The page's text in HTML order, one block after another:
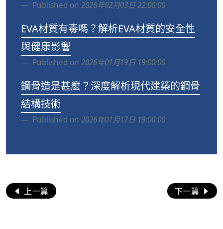
Published on 2026年02月03日 22:00:00
EVA材質有毒嗎？解析EVA材質的安全性
與健康影響
Published on 2026年01月19日 19:00:00
鋼骨造是甚麼？深度解析現代建築的鋼骨
結構技術
Published on 2026年01月17日 19:00:00
上一篇 下一篇